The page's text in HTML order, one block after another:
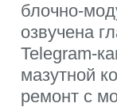
блочно-
озвучена
Telegram-
мазутной
ремонт с